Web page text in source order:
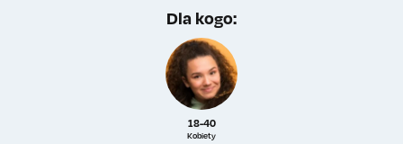
Dla kogo:
18-40
Kobiety